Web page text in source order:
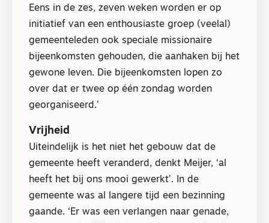
Eens in de zes, zeven weken worden er op
initiatief van een enthousiaste groep (veelal)
gemeenteleden ook speciale missionaire
bijeenkomsten gehouden, die aanhaken bij het
gewone leven. Die bijeenkomsten lopen zo
over dat er twee op één zondag worden
georganiseerd.’
Vrijheid
Uiteindelijk is het niet het gebouw dat de
gemeente heeft veranderd, denkt Meijer, ‘al
heeft het bij ons mooi gewerkt’. In de
gemeente was al langere tijd een bezinning
gaande. ‘Er was een verlangen naar genade,